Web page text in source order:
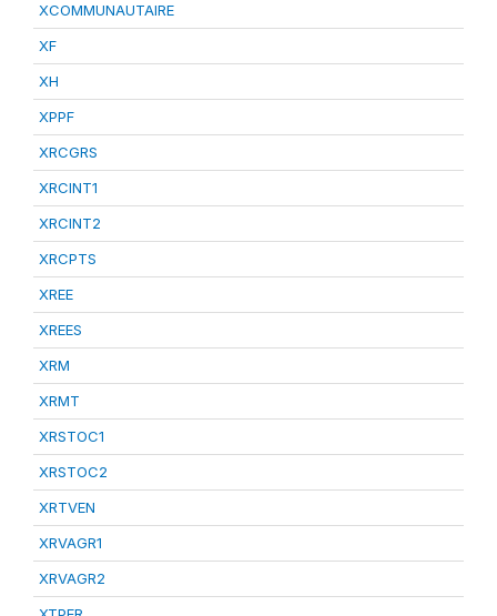
XCOMMUNAUTAIRE
XF
XH
XPPF
XRCGRS
XRCINT1
XRCINT2
XRCPTS
XREE
XREES
XRM
XRMT
XRSTOC1
XRSTOC2
XRTVEN
XRVAGR1
XRVAGR2